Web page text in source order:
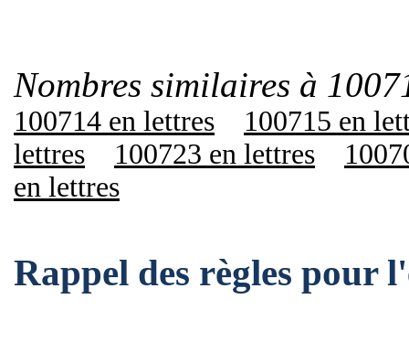
Nombres similaires à
100714 en lettres
100715 en
lettres
100723 en lettres
en lettres
Rappel des règles pour